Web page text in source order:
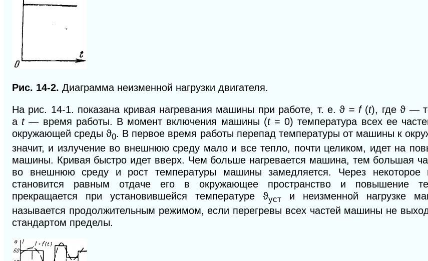
Рис. 14-2. Диаграмма неизменной нагрузки двигателя.
На рис. 14-1. показана кривая нагревания машины при работе, т. е. ϑ = f(t), где ϑ —
а t— время работы. В момент включения машины (t = 0) температура всех ее
окружающей среды ϑ0. В первое время работы перепад температуры от машины к
значит, и излучение во внешнюю среду мало и все тепло, почти целиком, идет на
машины. Кривая быстро идет вверх. Чем больше нагревается машина, тем большая
во внешнюю среду и рост температуры машины замедляется. Через некоторое
становится равным отдаче его в окружающее пространство и повышение
прекращается при установившейся температуре ϑуст
и неизменной нагрузке
называется продолжительным режимом, если перегревы всех частей машины не
стандартом пределы.